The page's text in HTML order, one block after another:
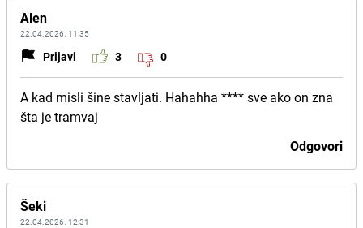
Alen
22.04.2026. 11:35
Prijavi 3 0
A kad misli šine stavljati. Hahahha **** sve ako on zna
šta je tramvaj
Odgovori
Šeki
22.04.2026. 12:31